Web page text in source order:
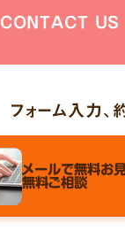
CONTACT US
フォーム入力、
メールで無料お
無料ご相談